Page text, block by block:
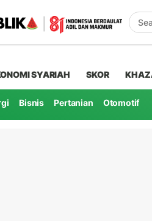
SYARIAH SKOR
Bisnis Pertanian Otomotif